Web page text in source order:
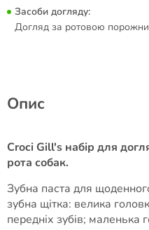
Засоби догляду:
Догляд за ротовою
Опис
Croci Gill's набір для
рота собак.
Зубна паста для
зубна щітка: велика
передніх зубів; маленька